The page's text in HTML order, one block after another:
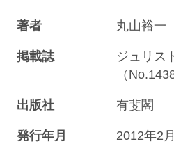
著者 丸山裕一
掲載誌
ジュリス
（
出版社 有斐閣
発行年月 2012年2月